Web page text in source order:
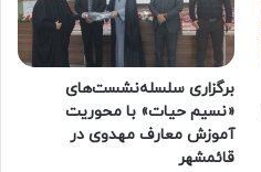
برگزاری سلسله‌نشست‌های
«نسیم حیات» با محوریت
آموزش معارف مهدوی در
قائمشهر